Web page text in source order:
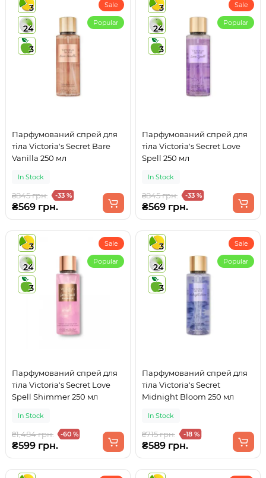
3
24
3
Sale
Popular
Парфумований спрей для
тіла Victoria's Secret Bare
Vanilla 250 мл
In Stock
₴845 грн. -33 %
₴569 грн.
3
24
3
Sale
Popular
Парфумований спрей для
тіла Victoria's Secret Love
Spell 250 мл
In Stock
₴845 грн. -33 %
₴569 грн.
3
24
3
Sale
Popular
Парфумований спрей для
тіла Victoria's Secret Love
Spell Shimmer 250 мл
In Stock
₴1,484 грн. -60 %
₴599 грн.
3
24
3
Sale
Popular
Парфумований спрей для
тіла Victoria's Secret
Midnight Bloom 250 мл
In Stock
₴715 грн. -18 %
₴589 грн.